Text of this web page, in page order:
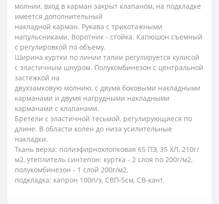
молнии, вход в карман закрыт клапаном, на подкладке
имеется дополнительный
накладной карман. Рукава с трикотажными
напульсниками. Воротник - стойка. Капюшон съемный
с регулировкой по объему.
Ширина куртки по линии талии регулируется кулисой
с эластичным шнуром. Полукомбинезон с центральной
застежкой на
двухзамковую молнию, с двумя боковыми накладными
карманами и двумя нагрудными накладными
карманами с клапанами.
Бретели с эластичной тесьмой, регулирующиеся по
длине. В области колен до низа усилительные
накладки.
Ткань верха: полиэфирнохлопковая 65 ПЭ, 35 ХЛ, 210г/
м2, утеплитель синтепон: куртка - 2 слоя по 200г/м2,
полукомбинезон - 1 слой 200г/м2,
подкладка: капрон 100п/э, СВП-5см, СВ-кант.